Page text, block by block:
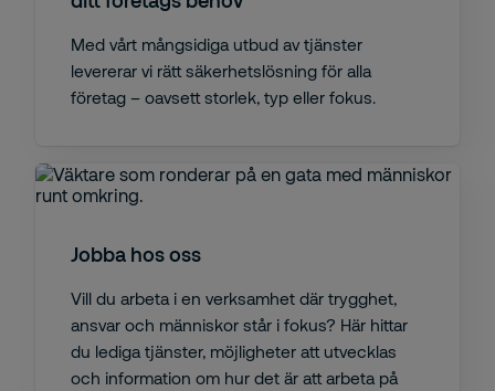
Med vårt mångsidiga utbud av tjänster
levererar vi rätt säkerhetslösning för alla
företag – oavsett storlek, typ eller fokus.
Jobba hos oss
Vill du arbeta i en verksamhet där trygghet,
ansvar och människor står i fokus? Här hittar
du lediga tjänster, möjligheter att utvecklas
och information om hur det är att arbeta på